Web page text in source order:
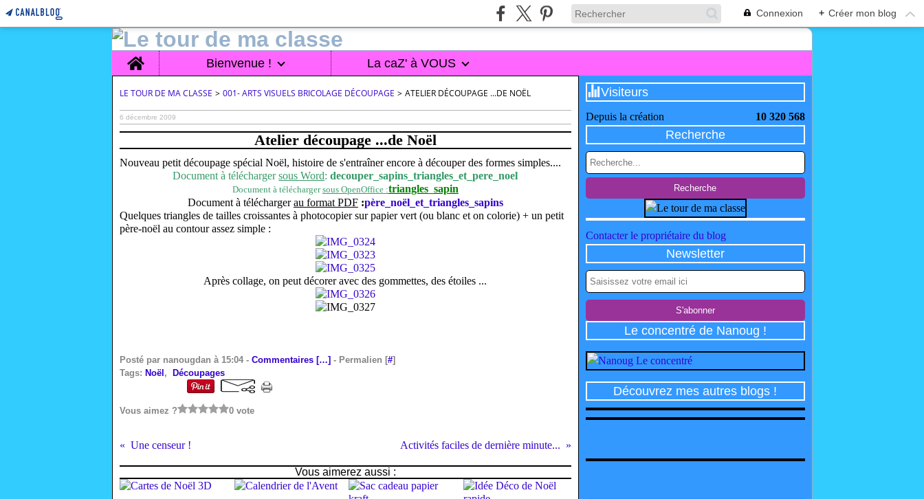
Connexion + Créer mon blog
Home Bienvenue ! La caZ' à VOUS
LE TOUR DE MA CLASSE > 001- ARTS VISUELS BRICOLAGE DÉCOUPAGE > ATELIER DÉCOUPAGE ...DE NOËL
6 décembre 2009
Atelier découpage ...de Noël
Nouveau petit découpage spécial Noël, histoire de s'entraîner encore à découper des formes simples....
Document à téléchargersous Word:decouper_sapins_triangles_et_pere_noel
Document à téléchargersous OpenOffice :triangles_sapin
Document à téléchargerau format PDF :père_noël_et_triangles_sapins
Quelques triangles de tailles croissantes à photocopier sur papier vert (ou blanc et on colorie) + un petit
père-noël au contour assez simple :
Après collage, on peut décorer avec des gommettes, des étoiles ...
Posté par nanougdan à 15:04 - Commentaires […] - Permalien [#]
Tags: Noël , Découpages
Vous aimez ? 0 vote
Une censeur ! Activités faciles de dernière minute...
Vous aimerez aussi :
Visiteurs
Depuis la création 10 320 568
Recherche
Contacter le propriétaire du blog
Newsletter
Le concentré de Nanoug !
Découvrez mes autres blogs !